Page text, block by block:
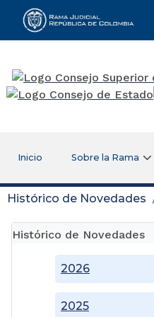
Rama Judicial
Inicio Sobre la Rama
Histórico de Novedades
Histórico de Novedades
2025
2026